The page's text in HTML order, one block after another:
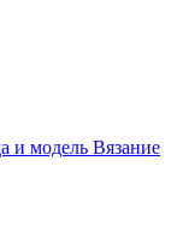
и модель Вязание